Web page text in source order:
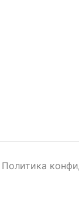
Политика